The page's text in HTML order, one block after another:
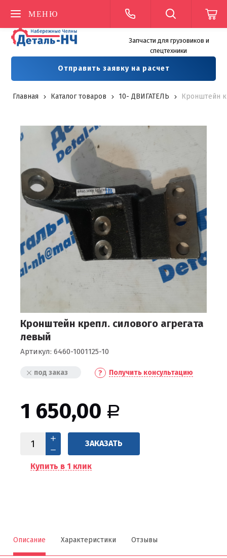
МЕНЮ
Запчасти для грузовиков и
спецтехники
Отправить заявку на расчет
Главная Каталог товаров 10- ДВИГАТЕЛЬ Кронштейн
Кронштейн крепл. силового агрегата
левый
Артикул: 6460-1001125-10
под заказ Получить консультацию
1 650,00 Р
ЗАКАЗАТЬ
Купить в 1 клик
Описание Характеристики Отзывы